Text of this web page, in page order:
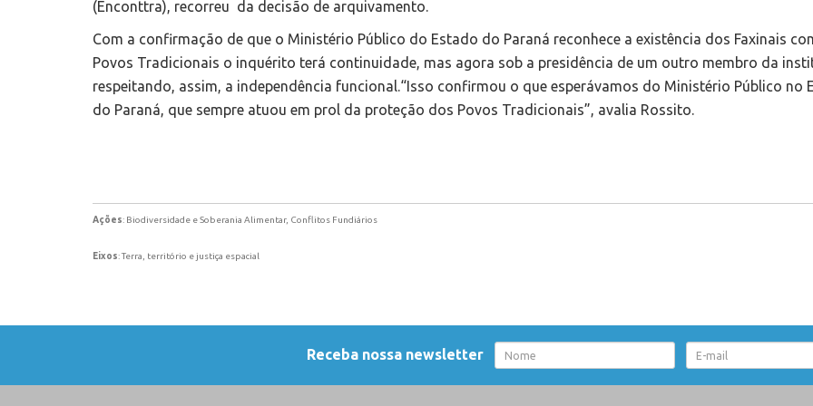
(Enconttra), recorreu da decisão de arquivamento.
Com a confirmação de que o Ministério Público do Estado do Paraná reconhece a existência dos Faxinais
Povos Tradicionais o inquérito terá continuidade, mas agora sob a presidência de um outro membro da
respeitando, assim, a independência funcional.“Isso confirmou o que esperávamos do Ministério Público no
do Paraná, que sempre atuou em prol da proteção dos Povos Tradicionais”, avalia Rossito.
Ações: Biodiversidade e Soberania Alimentar, Conflitos Fundiários
Eixos: Terra, território e justiça espacial
Receba nossa newsletter